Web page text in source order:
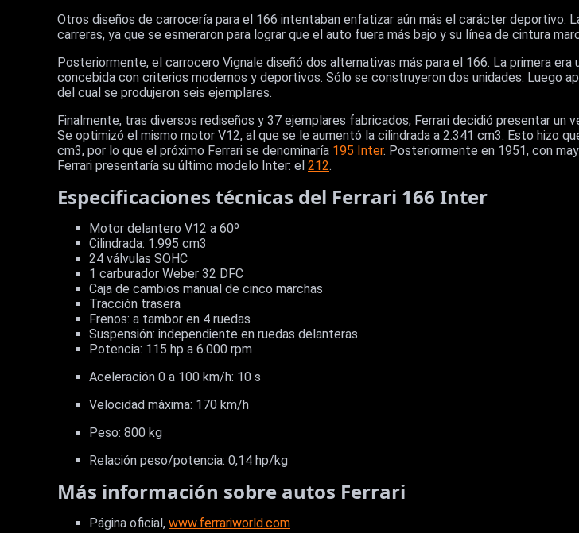
Otros diseños de carrocería para el 166 intentaban enfatizar aún más el carácter deportivo.
carreras, ya que se esmeraron para lograr que el auto fuera más bajo y su línea de cintura
Posteriormente, el carrocero Vignale diseñó dos alternativas más para el 166. La primera
concebida con criterios modernos y deportivos. Sólo se construyeron dos unidades. Luego
del cual se produjeron seis ejemplares.
Finalmente, tras diversos rediseños y 37 ejemplares fabricados, Ferrari decidió presentar un
Se optimizó el mismo motor V12, al que se le aumentó la cilindrada a 2.341 cm3. Esto hizo
cm3, por lo que el próximo Ferrari se denominaría 195 Inter. Posteriormente en 1951, con
Ferrari presentaría su último modelo Inter: el 212.
Especificaciones técnicas del Ferrari 166 Inter
Motor delantero V12 a 60º
Cilindrada: 1.995 cm3
24 válvulas SOHC
1 carburador Weber 32 DFC
Caja de cambios manual de cinco marchas
Tracción trasera
Frenos: a tambor en 4 ruedas
Suspensión: independiente en ruedas delanteras
Potencia: 115 hp a 6.000 rpm
Aceleración 0 a 100 km/h: 10 s
Velocidad máxima: 170 km/h
Peso: 800 kg
Relación peso/potencia: 0,14 hp/kg
Más información sobre autos Ferrari
Página oficial, www.ferrariworld.com